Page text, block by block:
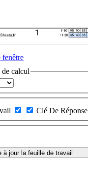
fenêtre
calcul
Clé De Réponse
à jour la feuille de travail